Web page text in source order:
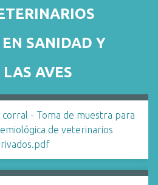
SANIDAD Y
AVES